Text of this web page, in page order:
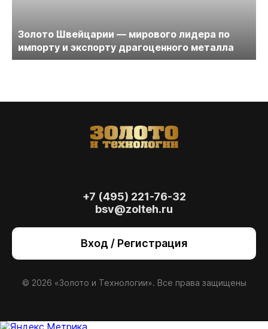
Золото Швейцарии — мирового лидера по
импорту и экспорту драгоценного металла
+7 (495) 221-76-32
bsv@zolteh.ru
Вход / Регистрация
© 2026 «Золото и Технологии». Все права защищены
также для анализа сайта и улучшения
сайт, вы даете согласиена использование